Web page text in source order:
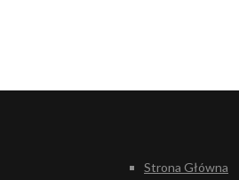
Strona Główna